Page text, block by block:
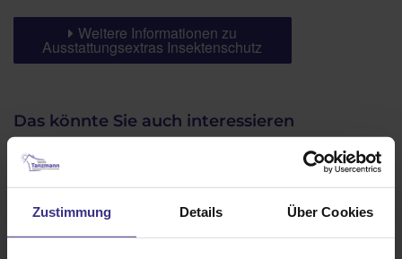
Zustimmung Details Über Cookies
Weitere Informationen zu
Ausstattungsextras Insektenschutz
Das könnte Sie auch interessieren